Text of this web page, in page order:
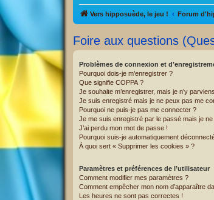
Vers hipposuède, le jeu ! Forum
Foire aux questions
Problèmes de connexion et
Pourquoi dois-je m’enregistrer ?
Que signifie COPPA ?
Je souhaite m’enregistrer, mais je n’y
Je suis enregistré mais je ne peux pas me
Pourquoi ne puis-je pas me connecter ?
Je me suis enregistré par le passé mais je
J’ai perdu mon mot de passe !
Pourquoi suis-je automatiquement
À quoi sert « Supprimer les cookies » ?
Paramètres et préférences de l’utilisateur
Comment modifier mes paramètres ?
Comment empêcher mon nom d’apparaître
Les heures ne sont pas correctes !